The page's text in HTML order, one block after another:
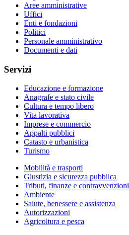
Aree amministrative
Uffici
Enti e fondazioni
Politici
Personale amministrativo
Documenti e dati
Servizi
Educazione e formazione
Anagrafe e stato civile
Cultura e tempo libero
Vita lavorativa
Imprese e commercio
Appalti pubblici
Catasto e urbanistica
Turismo
Mobilità e trasporti
Giustizia e sicurezza pubblica
Tributi, finanze e contravvenzioni
Ambiente
Salute, benessere e assistenza
Autorizzazioni
Agricoltura e pesca